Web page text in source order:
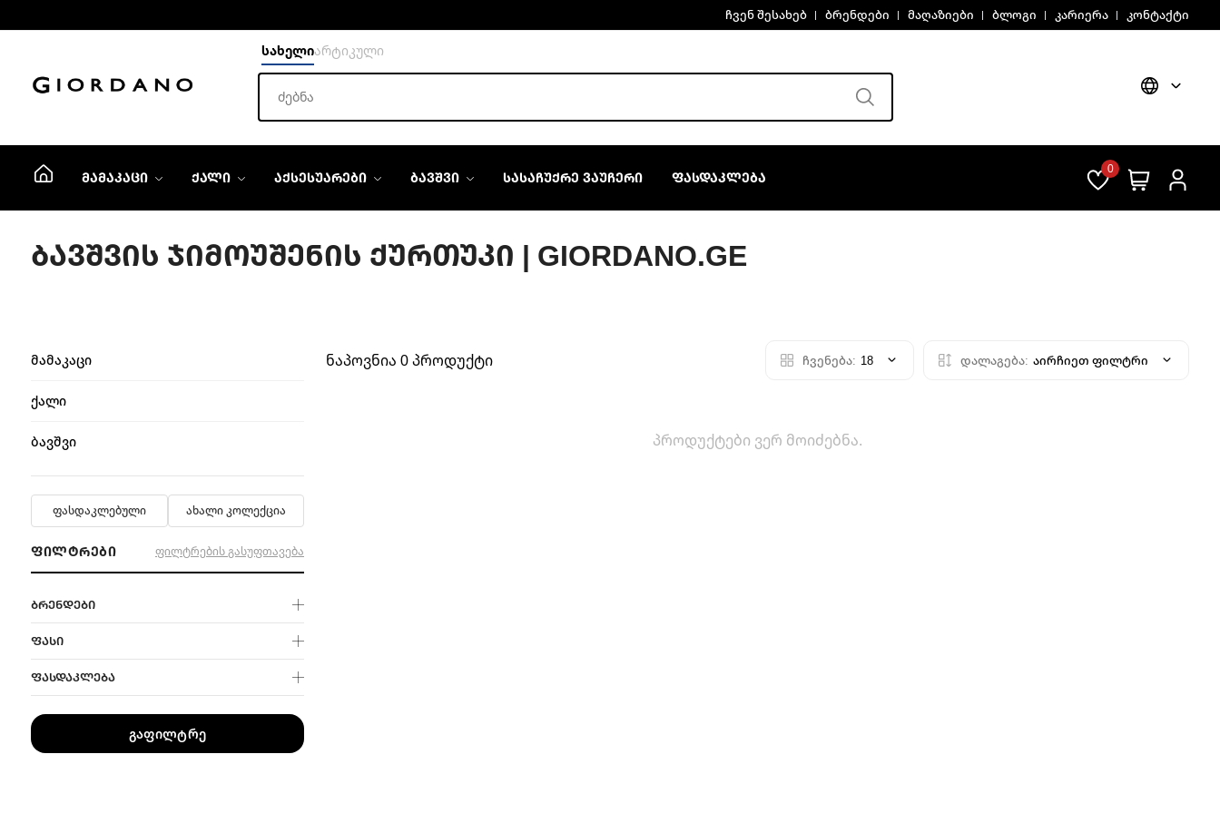
ჩვენ შესახებ ბრენდები მაღაზიები ბლოგი კარიერა კონტაქტი
სახელიარტიკული
ᲛᲐᲛᲐᲙᲐᲪᲘ ᲥᲐᲚᲘ ᲐᲥᲡᲔᲡᲣᲐᲠᲔᲑᲘ ᲑᲐᲕᲨᲕᲘ ᲡᲐᲡᲐᲩᲣᲥᲠᲔ ᲕᲐᲣᲩᲔᲠᲘ ᲤᲐᲡᲓᲐᲙᲚᲔᲑᲐ
0
ᲑᲐᲕᲨᲕᲘᲡ ᲯᲘᲛᲝᲣᲨᲔᲜᲘᲡ ᲥᲣᲠᲗᲣᲙᲘ | GIORDANO.GE
ნაპოვნია 0 პროდუქტი ჩვენება: 18 დალაგება: აირჩიეთ ფილტრი
პროდუქტები ვერ მოიძებნა.
მამაკაცი
ქალი
ბავშვი
ფასდაკლებული ახალი კოლექცია
ᲤᲘᲚᲢᲠᲔᲑᲘ ფილტრების გასუფთავება
ᲑᲠᲔᲜᲓᲔᲑᲘ
ᲤᲐᲡᲘ
ᲤᲐᲡᲓᲐᲙᲚᲔᲑᲐ
გაფილტრე